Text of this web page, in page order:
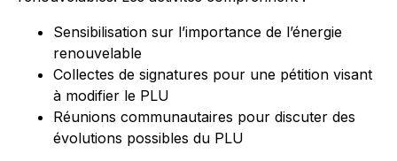
Sensibilisation sur l’importance de l’énergie
renouvelable
Collectes de signatures pour une pétition visant
à modifier le PLU
Réunions communautaires pour discuter des
évolutions possibles du PLU